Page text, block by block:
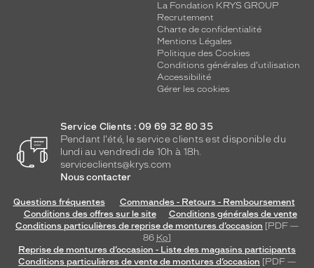
La Fondation KRYS GROUP
Recrutement
Charte de confidentialité
Mentions Légales
Politique des Cookies
Conditions générales d'utilisation
Accessibilité
Gérer les cookies
Service Clients : 09 69 32 80 35
Pendant l'été, le service clients est disponible du
lundi au vendredi de 10h à 18h.
serviceclients@krys.com
Nous contacter
Questions fréquentes
Commandes - Retours - Remboursement
Conditions des offres sur le site
Conditions générales de vente
Conditions particulières de reprise de montures d’occasion [PDF —
86 Ko]
Reprise de montures d’occasion - Liste des magasins participants
Conditions particulières de vente de montures d’occasion [PDF —